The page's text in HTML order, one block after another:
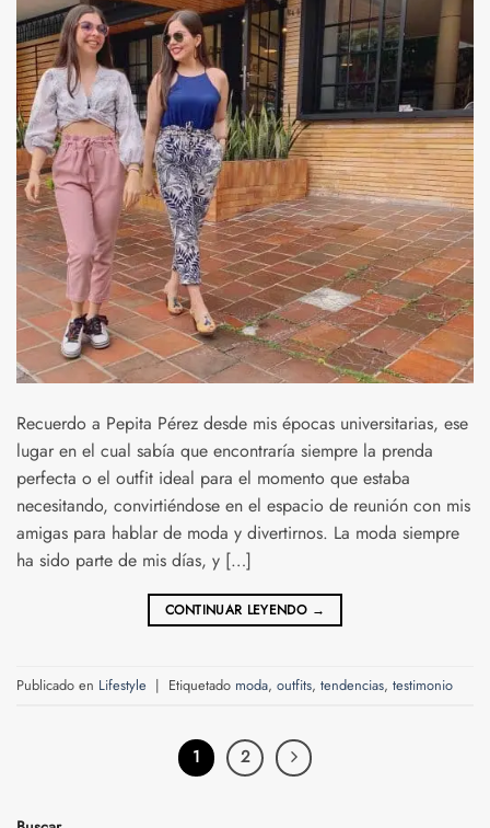
Recuerdo a Pepita Pérez desde mis épocas universitarias, ese
lugar en el cual sabía que encontraría siempre la prenda
perfecta o el outfit ideal para el momento que estaba
necesitando, convirtiéndose en el espacio de reunión con mis
amigas para hablar de moda y divertirnos. La moda siempre
ha sido parte de mis días, y […]
CONTINUAR LEYENDO →
Publicado en Lifestyle | Etiquetado moda, outfits, tendencias, testimonio
1 2